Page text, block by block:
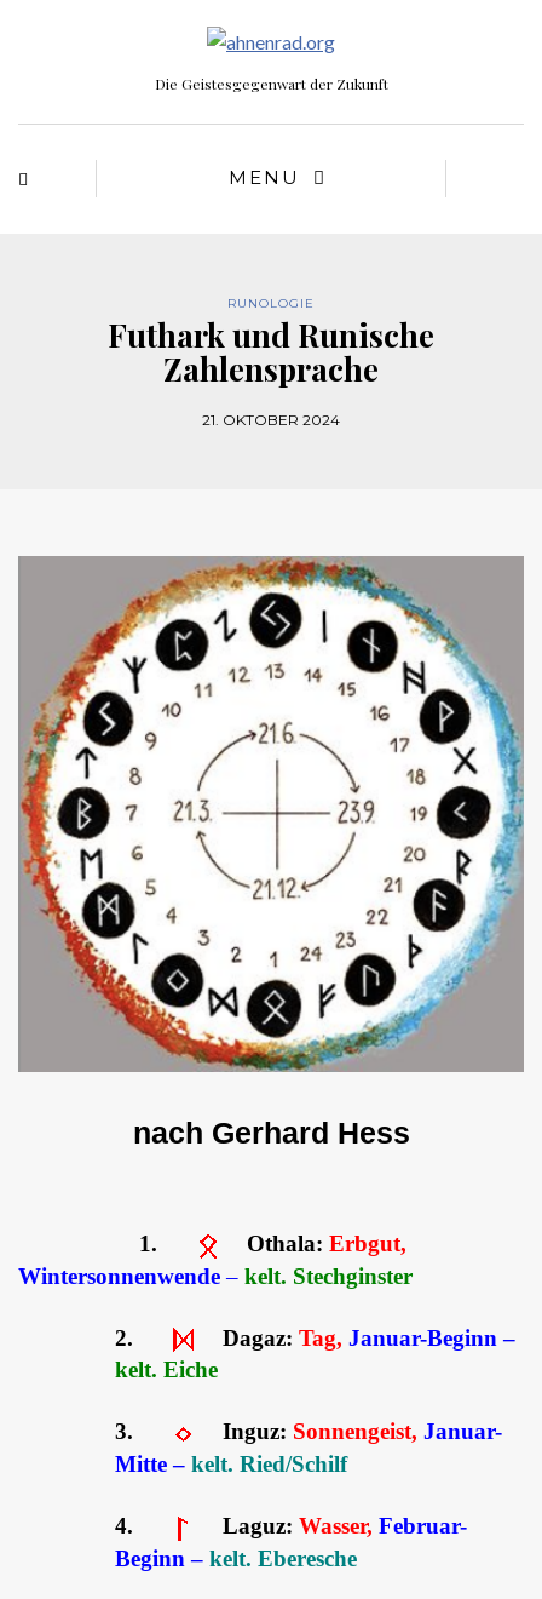
Die Geistesgegenwart der Zukunft
MENU
RUNOLOGIE
Futhark und Runische
Zahlensprache
21. OKTOBER 2024
nach Gerhard Hess
1. Othala: Erbgut,
Wintersonnenwende– kelt. Stechginster
2. Dagaz: Tag, Januar-Beginn –
kelt. Eiche
3. Inguz: Sonnengeist, Januar-
Mitte – kelt. Ried/Schilf
4. Laguz: Wasser, Februar-
Beginn – kelt. Eberesche